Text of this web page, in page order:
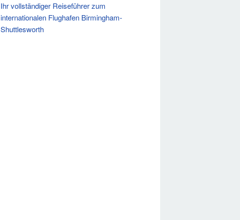
Ihr vollständiger Reiseführer zum
internationalen Flughafen Birmingham-
Shuttlesworth